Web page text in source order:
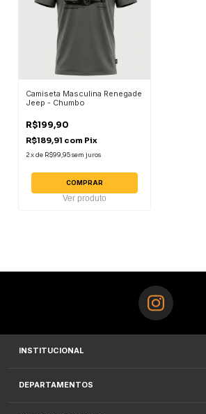
Camiseta Masculina Renegade
Jeep - Chumbo
R$199,90
R$189,91 com Pix
2xde R$99,95sem juros
COMPRAR
Ver produto
INSTITUCIONAL
DEPARTAMENTOS